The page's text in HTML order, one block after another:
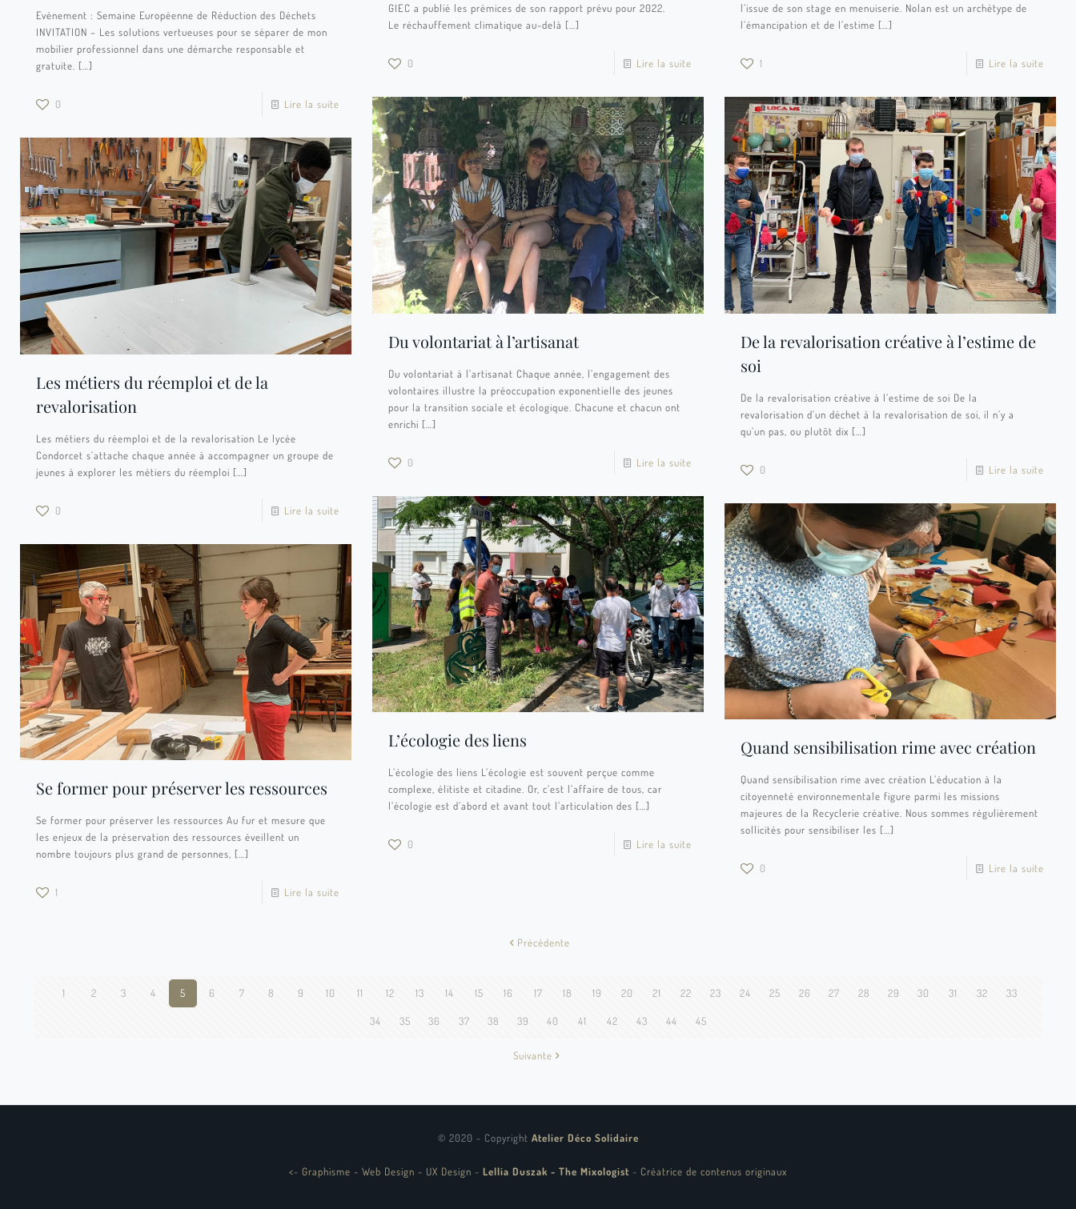
Evénement : Semaine Européenne de Réduction des Déchets
INVITATION – Les solutions vertueuses pour se séparer de mon
mobilier professionnel dans une démarche responsable et
gratuite. […]
0 Lire la suite
GIEC a publié les prémices de son rapport prévu pour 2022.
Le réchauffement climatique au-delà […]
0 Lire la suite
l’issue de son stage en menuiserie. Nolan est un archétype de
l’émancipation et de l’estime […]
1 Lire la suite
Du volontariat à l’artisanat
Du volontariat à l’artisanat Chaque année, l’engagement des
volontaires illustre la préoccupation exponentielle des jeunes
pour la transition sociale et écologique. Chacune et chacun ont
enrichi […]
0 Lire la suite
De la revalorisation créative à l’estime de
soi
De la revalorisation créative à l’estime de soi De la
revalorisation d’un déchet à la revalorisation de soi, il n’y a
qu’un pas, ou plutôt dix […]
0 Lire la suite
Les métiers du réemploi et de la
revalorisation
Les métiers du réemploi et de la revalorisation Le lycée
Condorcet s’attache chaque année à accompagner un groupe de
jeunes à explorer les métiers du réemploi […]
0 Lire la suite
L’écologie des liens
L’écologie des liens L’écologie est souvent perçue comme
complexe, élitiste et citadine. Or, c’est l’affaire de tous, car
l’écologie est d’abord et avant tout l’articulation des […]
0 Lire la suite
Quand sensibilisation rime avec création
Quand sensibilisation rime avec création L’éducation à la
citoyenneté environnementale figure parmi les missions
majeures de la Recyclerie créative. Nous sommes régulièrement
sollicités pour sensibiliser les […]
0 Lire la suite
Se former pour préserver les ressources
Se former pour préserver les ressources Au fur et mesure que
les enjeux de la préservation des ressources éveillent un
nombre toujours plus grand de personnes, […]
1 Lire la suite
Précédente
1 2 3 4 5 6 7 8 9 10 11 12 13 14 15 16 17 18 19 20 21 22 23 24 25 26 27 28 29 30 31 32 33
34 35 36 37 38 39 40 41 42 43 44 45
Suivante
© 2020 - Copyright Atelier Déco Solidaire
<- Graphisme - Web Design - UX Design - Lellia Duszak - The Mixologist - Créatrice de contenus originaux